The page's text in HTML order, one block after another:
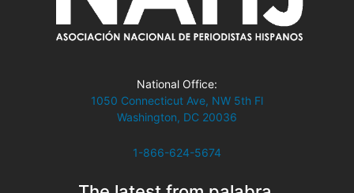
National Office:
1050 Connecticut Ave, NW 5th Fl
Washington, DC 20036
1-866-624-5674